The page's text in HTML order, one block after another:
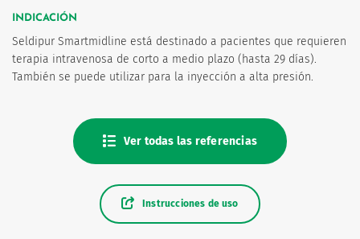
INDICACIÓN
Seldipur Smartmidline está destinado a pacientes que requieren
terapia intravenosa de corto a medio plazo (hasta 29 días).
También se puede utilizar para la inyección a alta presión.
Ver todas las referencias
Instrucciones de uso